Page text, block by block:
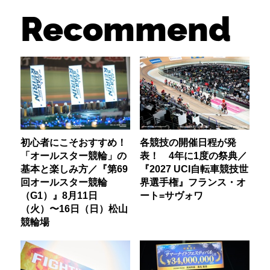
Recommend
初心者にこそおすすめ！
「オールスター競輪」の
基本と楽しみ方／『第69
回オールスター競輪
（G1）』8月11日
（火）〜16日（日）松山
競輪場
各競技の開催日程が発
表！ 4年に1度の祭典／
『2027 UCI自転車競技世
界選手権』フランス・オ
ート=サヴォワ